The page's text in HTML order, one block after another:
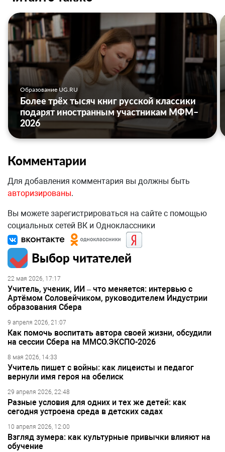
Образование UG.RU
Более трёх тысяч книг русской классики
подарят иностранным участникам МФМ–
2026
Комментарии
Для добавления комментария вы должны быть
авторизированы.
Вы можете зарегистрироваться на сайте с помощью
социальных сетей ВК и Одноклассники
Выбор читателей
22 мая 2026, 17:17
Учитель, ученик, ИИ – что меняется: интервью с
Артёмом Соловейчиком, руководителем Индустрии
образования Сбера
9 апреля 2026, 21:07
Как помочь воспитать автора своей жизни, обсудили
на сессии Сбера на ММСО.ЭКСПО-2026
8 мая 2026, 14:33
Учитель пишет с войны: как лицеисты и педагог
вернули имя героя на обелиск
29 апреля 2026, 22:48
Разные условия для одних и тех же детей: как
сегодня устроена среда в детских садах
10 апреля 2026, 12:00
Взгляд зумера: как культурные привычки влияют на
обучение